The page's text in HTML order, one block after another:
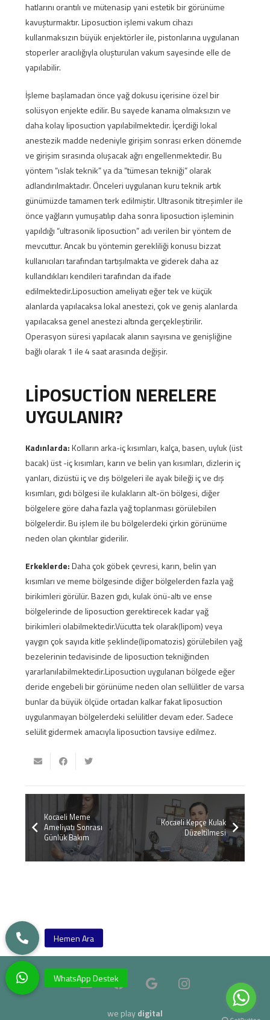
hatlarını orantılı ve mütenasip yani estetik bir görünüme
kavuşturmaktır. Liposuction işlemi vakum cihazı
kullanmaksızın büyük enjektörler ile, pistonlarına uygulanan
stoperler aracılığıyla oluşturulan vakum sayesinde elle de
yapılabilir.
İşleme başlamadan önce yağ dokusu içerisine özel bir
solüsyon enjekte edilir. Bu sayede kanama olmaksızın ve
daha kolay liposuction yapılabilmektedir. İçerdiği lokal
anestezik madde nedeniyle girişim sonrası erken dönemde
ve girişim sırasında oluşacak ağrı engellenmektedir. Bu
yöntem “ıslak teknik” ya da “tümesan tekniği” olarak
adlandırılmaktadır. Önceleri uygulanan kuru teknik artık
günümüzde tamamen terk edilmiştir. Ultrasonik titreşimler ile
önce yağların yumuşatılıp daha sonra liposuction işleminin
yapıldığı “ultrasonik liposuction” adı verilen bir yöntem de
mevcuttur. Ancak bu yöntemin gerekliliği konusu bizzat
kullanıcıları tarafından tartışılmakta ve giderek daha az
kullandıkları kendileri tarafından da ifade
edilmektedir.Liposuction ameliyatı eğer tek ve küçük
alanlarda yapılacaksa lokal anestezi, çok ve geniş alanlarda
yapılacaksa genel anestezi altında gerçekleştirilir.
Operasyon süresi yapılacak alanın sayısına ve genişliğine
bağlı olarak 1 ile 4 saat arasında değişir.
LİPOSUCTİON NERELERE
UYGULANIR?
Kadınlarda:Kolların arka-iç kısımları, kalça, basen, uyluk (üst
bacak) üst -iç kısımları, karın ve belin yan kısımları, dizlerin iç
yanları, dizüstü iç ve dış bölgeleri ile ayak bileği iç ve dış
kısımları, gıdı bölgesi ile kulakların alt-ön bölgesi, diğer
bölgelere göre daha fazla yağ toplanması görülebilen
bölgelerdir. Bu işlem ile bu bölgelerdeki çirkin görünüme
neden olan çıkıntılar giderilir.
Erkeklerde:Daha çok göbek çevresi, karın, belin yan
kısımları ve meme bölgesinde diğer bölgelerden fazla yağ
birikimleri görülür. Bazen gıdı, kulak önü-altı ve ense
bölgelerinde de liposuction gerektirecek kadar yağ
birikimleri olabilmektedir.Vücutta tek olarak(lipom) veya
yaygın çok sayıda kitle şeklinde(lipomatozis) görülebilen yağ
bezelerinin tedavisinde de liposuction tekniğinden
yararlanılabilmektedir.Liposuction uygulanan bölgede eğer
deride engebeli bir görünüme neden olan sellülitler de varsa
bunlar da büyük ölçüde ortadan kalkar fakat liposuction
uygulanmayan bölgelerdeki selülitler devam eder. Sadece
selülit gidermek amacıyla liposuction tavsiye edilmez.
Kocaeli Meme
Ameliyatı Sonrası
Günlük Bakım
Kocaeli Kepçe Kulak
Düzeltilmesi
we playdigital